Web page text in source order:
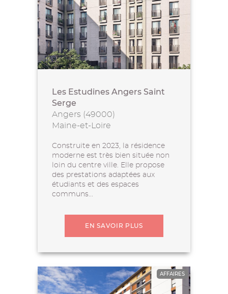
Les Estudines Angers Saint
Serge
Angers (49000)
Maine-et-Loire
Construite en 2023, la résidence
moderne est très bien située non
loin du centre ville. Elle propose
des prestations adaptées aux
étudiants et des espaces
communs...
EN SAVOIR PLUS
AFFAIRES